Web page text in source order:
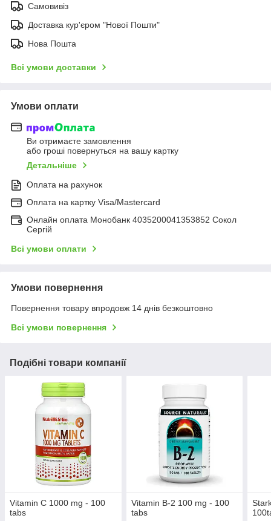
Самовивіз
Доставка кур'єром "Нової Пошти"
Нова Пошта
Всі умови доставки
Умови оплати
Ви отримаєте замовлення
або гроші повернуться на вашу картку
Детальніше
Оплата на рахунок
Оплата на картку Visa/Mastercard
Онлайн оплата Монобанк 4035200041353852 Сокол
Сергій
Всі умови оплати
Умови повернення
Повернення товару впродовж 14 днів безкоштовно
Всі умови повернення
Подібні товари компанії
Vitamin C 1000 mg - 100
tabs
Vitamin B-2 100 mg - 100
tabs